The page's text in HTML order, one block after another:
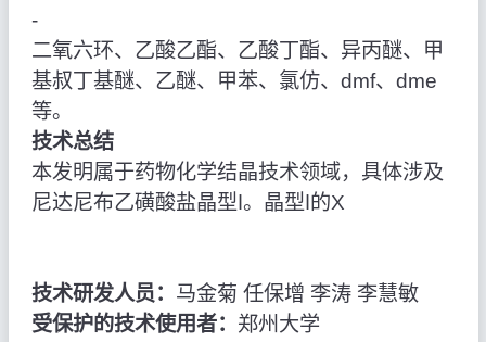
‑
二氧六环、乙酸乙酯、乙酸丁酯、异丙醚、甲
基叔丁基醚、乙醚、甲苯、氯仿、dmf、dme
等。
技术总结
本发明属于药物化学结晶技术领域，具体涉及
尼达尼布乙磺酸盐晶型Ⅰ。晶型Ⅰ的X
技术研发人员： 马金菊 任保增 李涛 李慧敏
受保护的技术使用者： 郑州大学